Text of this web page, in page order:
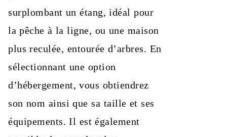
surplombant un étang, idéal pour
la pêche à la ligne, ou une maison
plus reculée, entourée d’arbres. En
sélectionnant une option
d’hébergement, vous obtiendrez
son nom ainsi que sa taille et ses
équipements. Il est également